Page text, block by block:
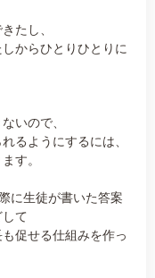
たし、
からひとりひとりに
いので、
るようにするには、
す。
に生徒が書いた答案
て
促せる仕組みを作っ